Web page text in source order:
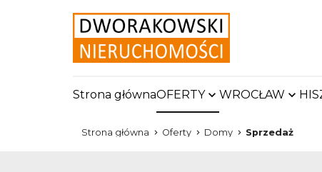
Strona głównaOFERTY WROCŁAW
Strona główna Oferty Domy Sprzedaż